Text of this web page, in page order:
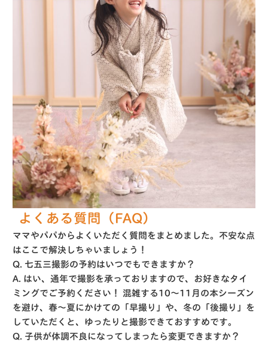
よくある質問（FAQ）
ママやパパからよくいただく質問をまとめました。不安な点
はここで解決しちゃいましょう！
Q. 七五三撮影の予約はいつでもできますか？
A. はい、通年で撮影を承っておりますので、お好きなタイ
ミングでご予約ください！
混雑する10〜11月の本シーズン
を避け、春〜夏にかけての「早撮り」や、冬の「後撮り」を
していただくと、ゆったりと撮影できておすすめです。
Q. 子供が体調不良になってしまったら変更できますか？